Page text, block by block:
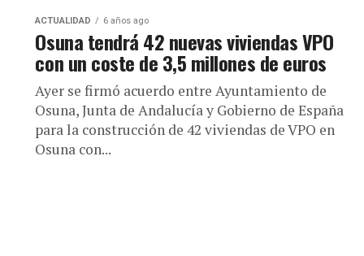
ACTUALIDAD 6 años ago
Osuna tendrá 42 nuevas viviendas VPO
con un coste de 3,5 millones de euros
Ayer se firmó acuerdo entre Ayuntamiento de
Osuna, Junta de Andalucía y Gobierno de España
para la construcción de 42 viviendas de VPO en
Osuna con...